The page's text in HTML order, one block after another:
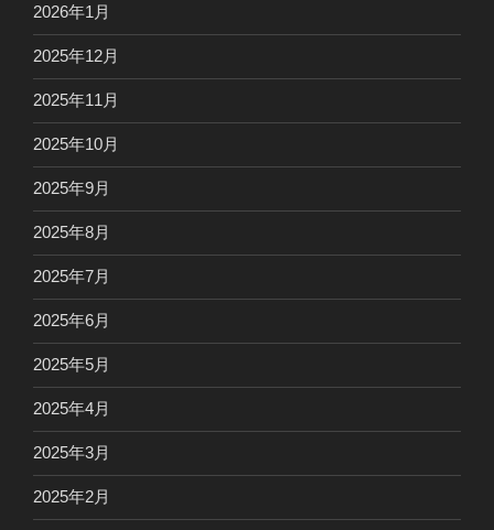
2026年1月
2025年12月
2025年11月
2025年10月
2025年9月
2025年8月
2025年7月
2025年6月
2025年5月
2025年4月
2025年3月
2025年2月